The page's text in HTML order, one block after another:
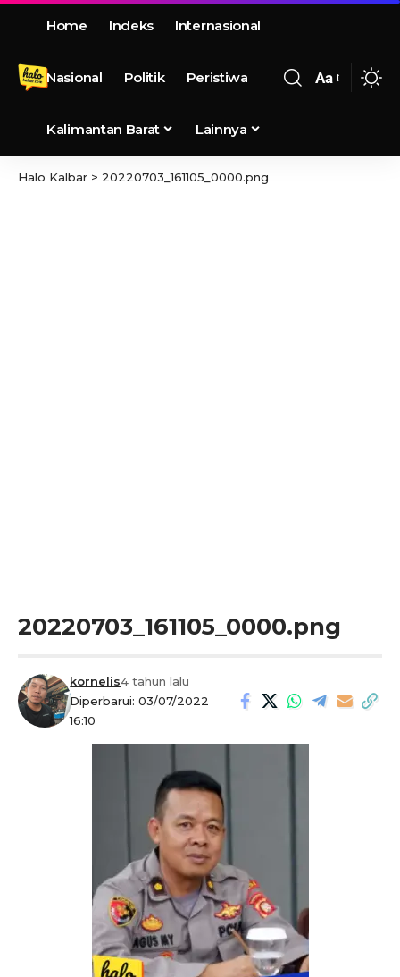
Home Indeks Internasional
Nasional Politik Peristiwa
Kalimantan Barat Lainnya
Aa
Halo Kalbar > 20220703_161105_0000.png
20220703_161105_0000.png
Diperbarui: 03/07/2022
16:10
kornelis4 tahun lalu